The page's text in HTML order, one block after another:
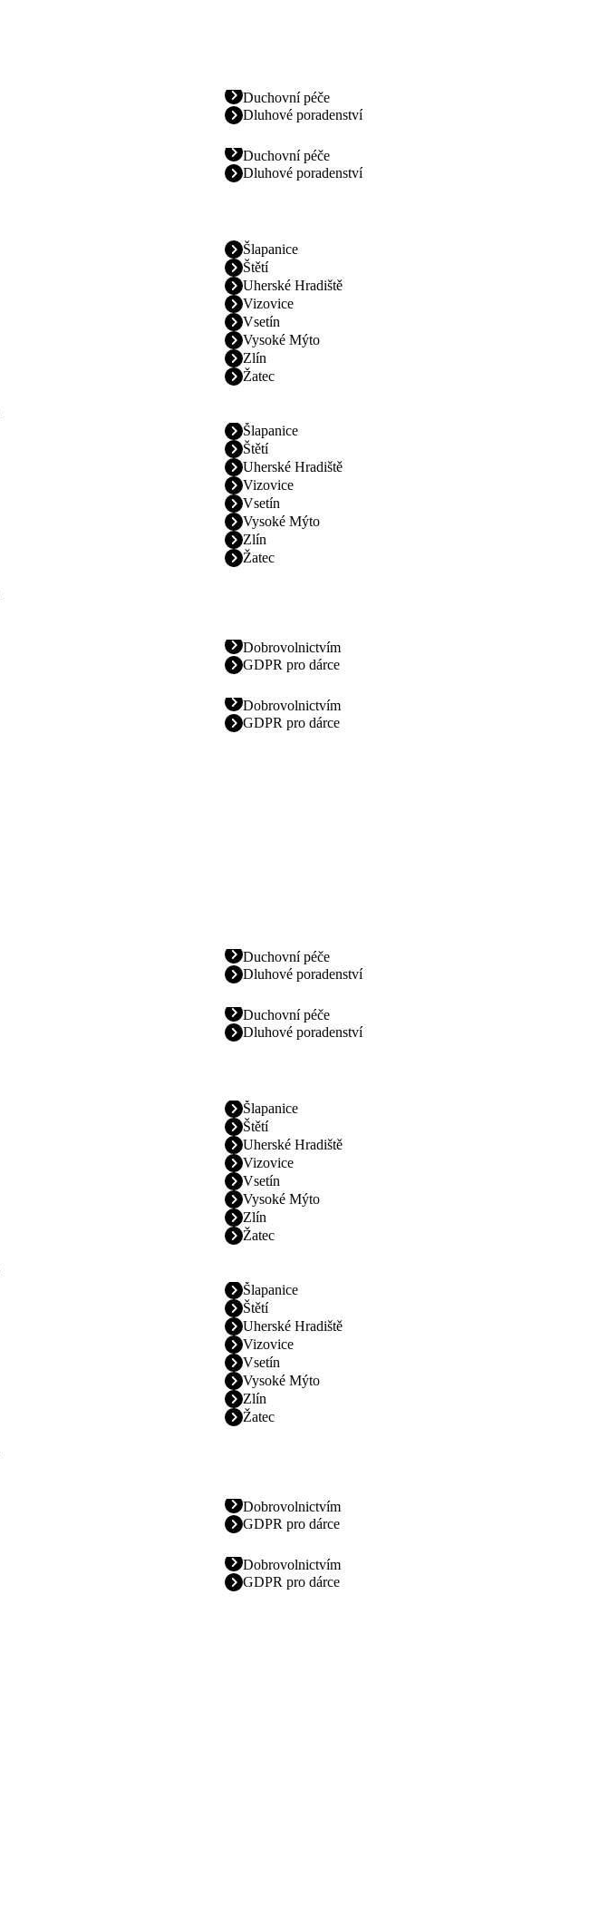
Duchovní péče
Dluhové poradenství
Duchovní péče
Dluhové poradenství
Šlapanice
Štětí
Uherské Hradiště
Vizovice
Vsetín
Vysoké Mýto
Zlín
Žatec
Šlapanice
Štětí
Uherské Hradiště
Vizovice
Vsetín
Vysoké Mýto
Zlín
Žatec
Dobrovolnictvím
GDPR pro dárce
Dobrovolnictvím
GDPR pro dárce
Duchovní péče
Dluhové poradenství
Duchovní péče
Dluhové poradenství
Šlapanice
Štětí
Uherské Hradiště
Vizovice
Vsetín
Vysoké Mýto
Zlín
Žatec
Šlapanice
Štětí
Uherské Hradiště
Vizovice
Vsetín
Vysoké Mýto
Zlín
Žatec
Dobrovolnictvím
GDPR pro dárce
Dobrovolnictvím
GDPR pro dárce